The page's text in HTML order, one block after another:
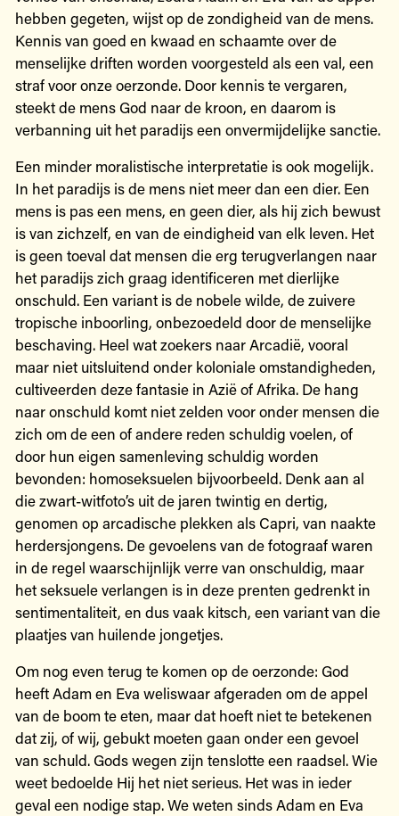
hebben gegeten, wijst op de zondigheid van de mens.
Kennis van goed en kwaad en schaamte over de
menselijke driften worden voorgesteld als een val, een
straf voor onze oerzonde. Door kennis te vergaren,
steekt de mens God naar de kroon, en daarom is
verbanning uit het paradijs een onvermijdelijke sanctie.
Een minder moralistische interpretatie is ook mogelijk.
In het paradijs is de mens niet meer dan een dier. Een
mens is pas een mens, en geen dier, als hij zich bewust
is van zichzelf, en van de eindigheid van elk leven. Het
is geen toeval dat mensen die erg terugverlangen naar
het paradijs zich graag identificeren met dierlijke
onschuld. Een variant is de nobele wilde, de zuivere
tropische inboorling, onbezoedeld door de menselijke
beschaving. Heel wat zoekers naar Arcadië, vooral
maar niet uitsluitend onder koloniale omstandigheden,
cultiveerden deze fantasie in Azië of Afrika. De hang
naar onschuld komt niet zelden voor onder mensen die
zich om de een of andere reden schuldig voelen, of
door hun eigen samenleving schuldig worden
bevonden: homoseksuelen bijvoorbeeld. Denk aan al
die zwart-witfoto’s uit de jaren twintig en dertig,
genomen op arcadische plekken als Capri, van naakte
herdersjongens. De gevoelens van de fotograaf waren
in de regel waarschijnlijk verre van onschuldig, maar
het seksuele verlangen is in deze prenten gedrenkt in
sentimentaliteit, en dus vaak kitsch, een variant van die
plaatjes van huilende jongetjes.
Om nog even terug te komen op de oerzonde: God
heeft Adam en Eva weliswaar afgeraden om de appel
van de boom te eten, maar dat hoeft niet te betekenen
dat zij, of wij, gebukt moeten gaan onder een gevoel
van schuld. Gods wegen zijn tenslotte een raadsel. Wie
weet bedoelde Hij het niet serieus. Het was in ieder
geval een nodige stap. We weten sinds Adam en Eva